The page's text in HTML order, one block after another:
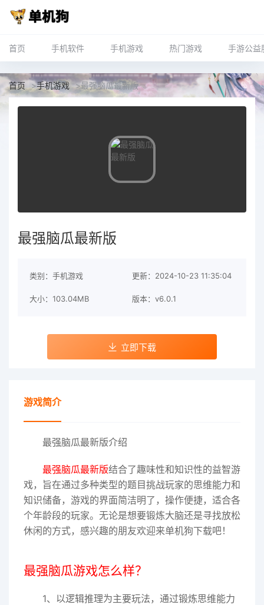
首页 手机软件 手机游戏 热门游戏 手游公益
首页 >手机游戏 >最强脑瓜最新版
最强脑瓜最新版
类别：手机游戏 更新：2024-10-23 11:35:04
大小：103.04MB 版本：v6.0.1
立即下载
游戏简介
最强脑瓜最新版介绍
最强脑瓜最新版结合了趣味性和知识性的益智游
戏，旨在通过多种类型的题目挑战玩家的思维能力和
知识储备，游戏的界面简洁明了，操作便捷，适合各
个年龄段的玩家。无论是想要锻炼大脑还是寻找放松
休闲的方式，感兴趣的朋友欢迎来单机狗下载吧！
最强脑瓜游戏怎么样？
1、以逻辑推理为主要玩法，通过锻炼思维能力